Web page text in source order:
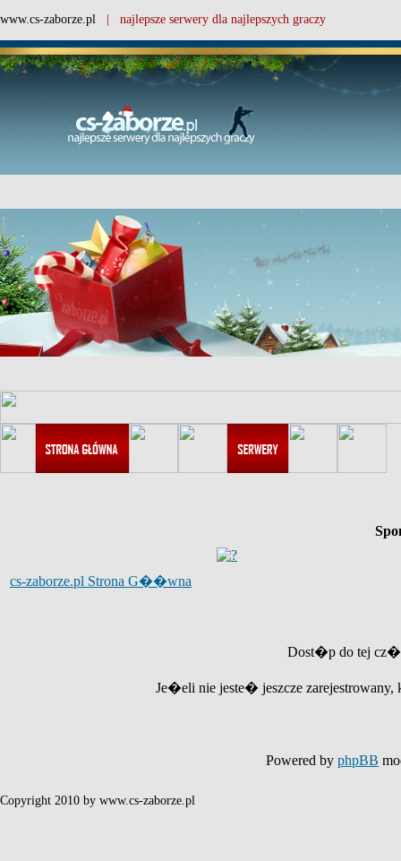
www.cs-zaborze.pl | najlepsze serwery dla najlepszych graczy
cs-zaborze.pl Strona G��wna
Dost�p do tej
Je�eli nie jeste� jeszcze
Powered by phpBB
Copyright 2010 by www.cs-zaborze.pl